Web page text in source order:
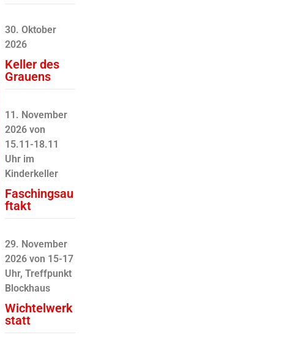
30. Oktober
2026
Keller des
Grauens
11. November
2026 von
15.11-18.11
Uhr im
Kinderkeller
Faschingsau
ftakt
29. November
2026 von 15-17
Uhr, Treffpunkt
Blockhaus
Wichtelwerk
statt